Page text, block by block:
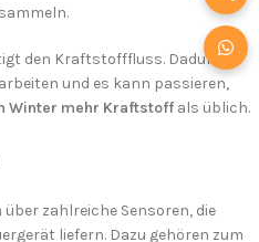
den Kraftstofffluss. Dadurch
und es kann passieren,
Winter mehr Kraftstoffals üblich.
zahlreiche Sensoren, die
liefern. Dazu gehören zum